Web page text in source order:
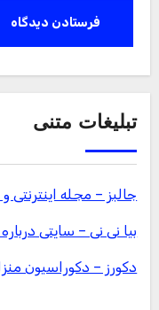
تبلیغات متنی
جالبز – مجله
بیا نی نی – سایتی
دکورز – دکوراسیون